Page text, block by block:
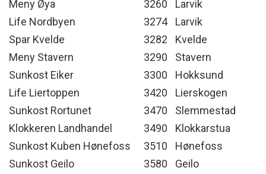
Meny Øya
3260
Larvik
Life Nordbyen
3274
Larvik
Spar Kvelde
3282
Kvelde
Meny Stavern
3290
Stavern
Sunkost Eiker
3300
Hokksund
Life Liertoppen
3420
Lierskogen
Sunkost Rortunet
3470
Slemmestad
Klokkeren Landhandel
3490
Klokkarstua
Sunkost Kuben Hønefoss
3510
Hønefoss
Sunkost Geilo
3580
Geilo